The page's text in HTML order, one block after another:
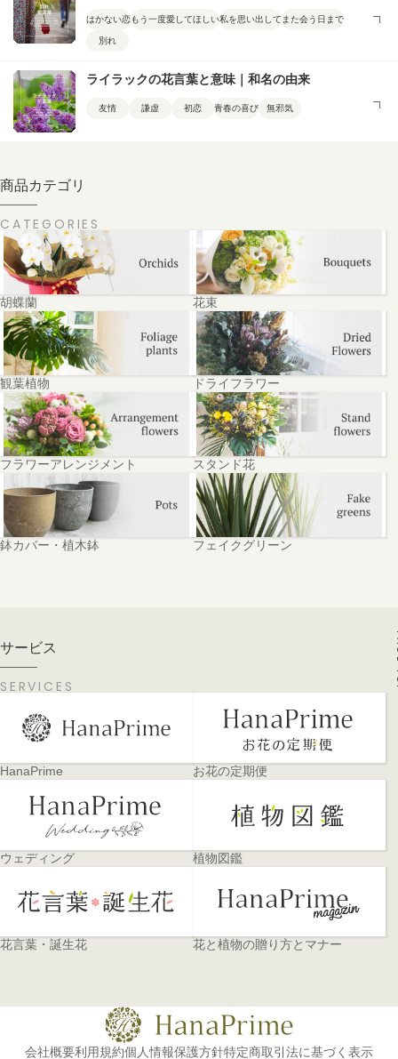
はかない恋もう一度愛してほしい私を思い出して また会う日まで
別れ
ライラックの花言葉と意味｜和名の由来
友情 謙虚 初恋 青春の喜び 無邪気
商品カテゴリ
CATEGORIES
胡蝶蘭 花束
観葉植物 ドライフラワー
フラワーアレンジメント スタンド花
鉢カバー・植木鉢 フェイクグリーン
サービス
SERVICES
HanaPrime お花の定期便
ウェディング 植物図鑑
花言葉・誕生花 花と植物の贈り方とマナー
会社概要利用規約個人情報保護方針特定商取引法に基づく表示